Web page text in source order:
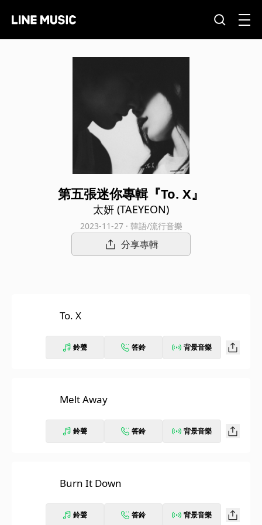
第五張迷你專輯『To. X』
太妍 (TAEYEON)
2023-11-27 · 韓語/流行音樂
分享專輯
To. X
鈴聲 答鈴 背景音樂
Melt Away
鈴聲 答鈴 背景音樂
Burn It Down
鈴聲 答鈴 背景音樂